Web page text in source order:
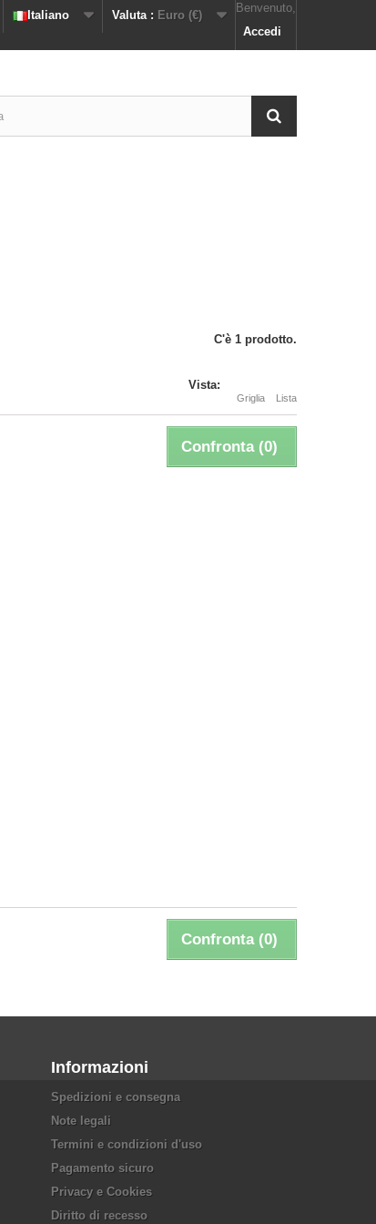
Benvenuto,
Accedi
Valuta : Euro (€)
Italiano
C'è 1 prodotto.
Vista:
Griglia Lista
Confronta (0)
Confronta (0)
Informazioni
Spedizioni e consegna
Note legali
Termini e condizioni d'uso
Pagamento sicuro
Privacy e Cookies
Diritto di recesso